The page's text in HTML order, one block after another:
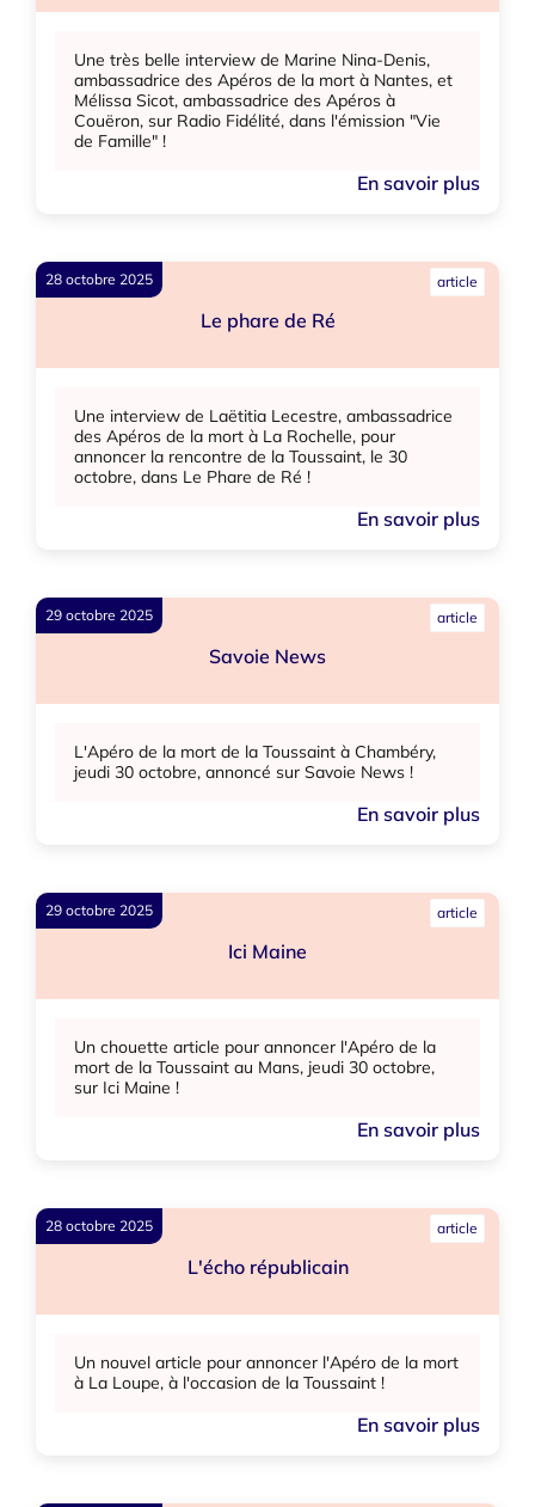
Une très belle interview de Marine Nina-Denis,
ambassadrice des Apéros de la mort à Nantes, et
Mélissa Sicot, ambassadrice des Apéros à
Couëron, sur Radio Fidélité, dans l'émission "Vie
de Famille" !
En savoir plus
28 octobre 2025 article
Le phare de Ré
Une interview de Laëtitia Lecestre, ambassadrice
des Apéros de la mort à La Rochelle, pour
annoncer la rencontre de la Toussaint, le 30
octobre, dans Le Phare de Ré !
En savoir plus
29 octobre 2025 article
Savoie News
L'Apéro de la mort de la Toussaint à Chambéry,
jeudi 30 octobre, annoncé sur Savoie News !
En savoir plus
29 octobre 2025 article
Ici Maine
Un chouette article pour annoncer l'Apéro de la
mort de la Toussaint au Mans, jeudi 30 octobre,
sur Ici Maine !
En savoir plus
28 octobre 2025 article
L'écho républicain
Un nouvel article pour annoncer l'Apéro de la mort
à La Loupe, à l'occasion de la Toussaint !
En savoir plus